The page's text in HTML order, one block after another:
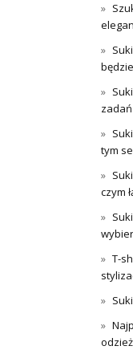
tym
czym
T-